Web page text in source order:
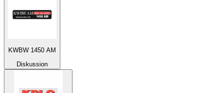
KWBW 1450 AM
Diskussion